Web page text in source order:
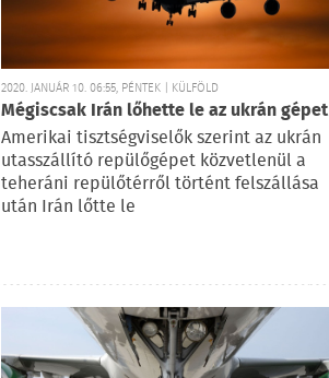
2020. JANUÁR 10. 06:55, PÉNTEK | KÜLFÖLD
Mégiscsak Irán lőhette le az ukrán gépet
Amerikai tisztségviselők szerint az ukrán
utasszállító repülőgépet közvetlenül a
teheráni repülőtérről történt felszállása
után Irán lőtte le